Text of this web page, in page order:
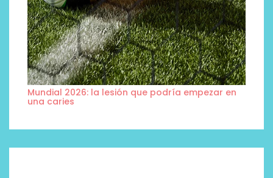
Mundial 2026: la lesión que podría empezar en
una caries